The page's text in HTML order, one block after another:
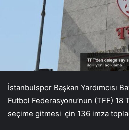
İstanbulspor Başkan Yardımcısı
Futbol Federasyonu’nun (TFF) 18
seçime gitmesi için 136 imza